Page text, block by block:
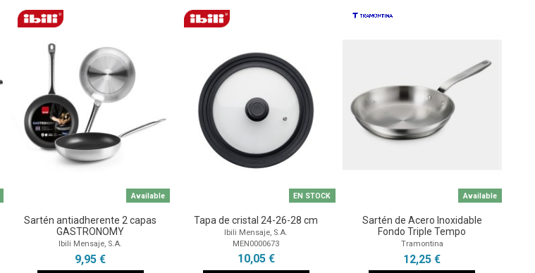
Available
Sartén antiadherente 2 capas
GASTRONOMY
Ibili Mensaje, S.A.
9,95 €
EN STOCK
Tapa de cristal 24-26-28 cm
Ibili Mensaje, S.A.
MEN0000673
10,05 €
Available
Sartén de Acero Inoxidable
Fondo Triple Tempo
Tramontina
12,25 €